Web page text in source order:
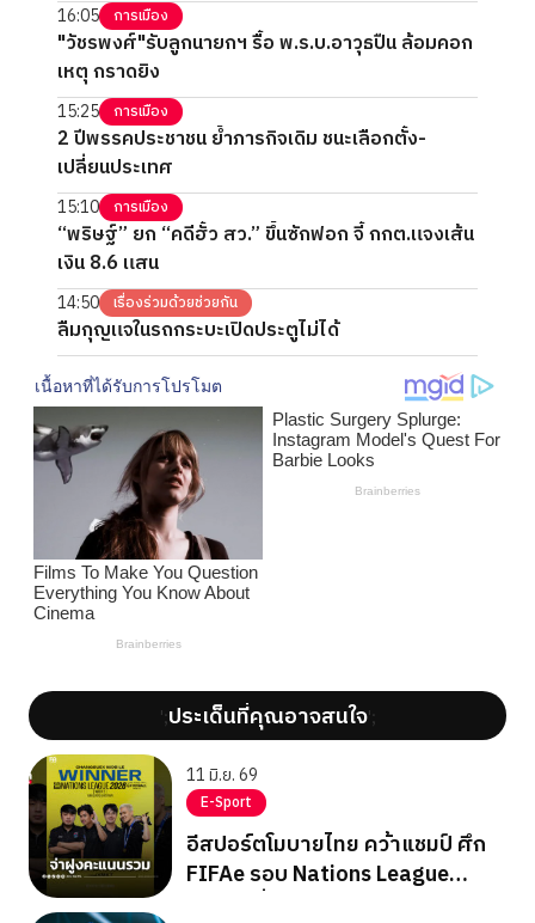
16:05 การเมือง
"วัชรพงศ์"รับลูกนายกฯ รื้อ พ.ร.บ.อาวุธปืน ล้อมคอก
เหตุ กราดยิง
15:25 การเมือง
2 ปีพรรคประชาชน ย้ำภารกิจเดิม ชนะเลือกตั้ง-
เปลี่ยนประเทศ
15:10 การเมือง
“พริษฐ์” ยก “คดีฮั้ว สว.” ขึ้นซักฟอก จี้ กกต.แจงเส้น
เงิน 8.6 แสน
14:50 เรื่องร่วมด้วยช่วยกัน
ลืมกุญแจในรถกระบะเปิดประตูไม่ได้
';ประเด็นที่คุณอาจสนใจ';
11 มิ.ย. 69
E-Sport
อีสปอร์ตโมบายไทย คว้าแชมป์ ศึก
FIFAe รอบ Nations League